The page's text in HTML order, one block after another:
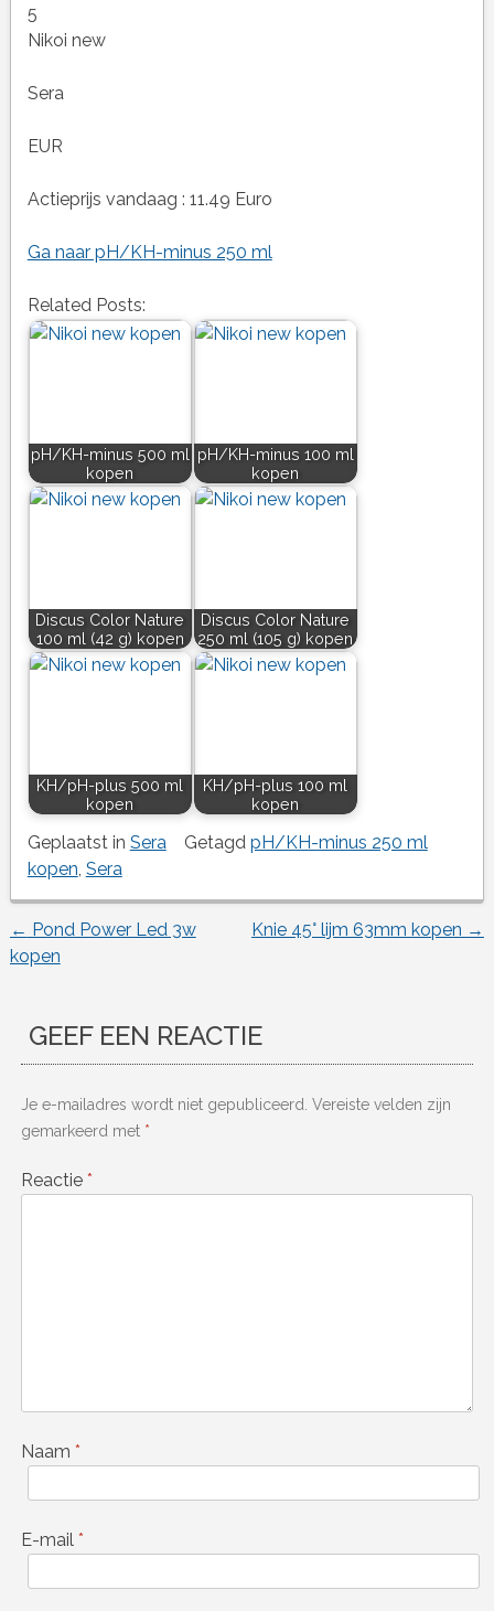
5
Nikoi new
Sera
EUR
Actieprijs vandaag : 11.49 Euro
Ga naar pH/KH-minus 250 ml
Related Posts:
pH/KH-minus 500 ml
kopen
pH/KH-minus 100 ml
kopen
Discus Color Nature
100 ml (42 g) kopen
Discus Color Nature
250 ml (105 g) kopen
KH/pH-plus 500 ml
kopen
KH/pH-plus 100 ml
kopen
Geplaatst in Sera Getagd pH/KH-minus 250 ml
kopen Sera
Berichtnavigatie
← Pond Power Led 3w
kopen
Knie 45° lijm 63mm kopen →
GEEF EEN REACTIE
Je e-mailadres wordt niet gepubliceerd. Vereiste velden zijn
gemarkeerd met *
Reactie *
Naam *
E-mail *